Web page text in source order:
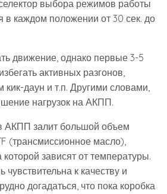
выбора режимов работы
каждом положении от 30 сек. до
движение, однако первые 3-5
активных разгонов,
кик-даун и т.п. Другими словами,
нагрузок на АКПП.
АКПП залит большой объем
(трансмиссионное масло),
которой зависят от температуры.
к качеству и
догадаться, что пока коробка